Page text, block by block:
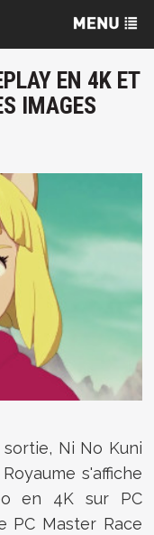
EN 4K ET
IMAGES
Ni No Kuni
s'affiche
en 4K sur PC
PC Master Race